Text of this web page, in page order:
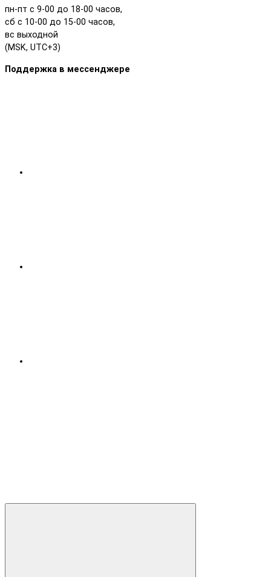
пн-пт с 9-00 до 18-00 часов,
сб с 10-00 до 15-00 часов,
вс выходной
(MSK, UTC+3)
Поддержка в мессенджере